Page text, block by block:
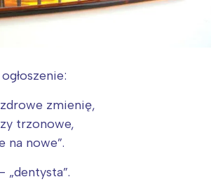
zmienię,
trzonowe,
na nowe”.
„dentysta”.